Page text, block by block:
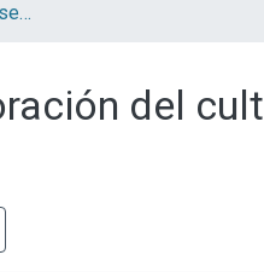
Artículos, Informes y presentaciones en Congresos (UNLP)
del